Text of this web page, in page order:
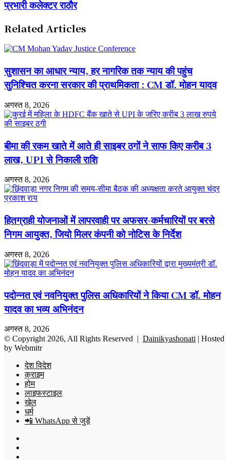
सिवनी
अराजकता
फैलाने
की
साजिश
आरोप
गेहूं
और
पेयजल
व्यवस्था
पर
हुए
प्रभारी
कलेक्टर
प्रभारी कलेक्टर राठौर
Related Articles
सुशासन का आधार न्याय, हर नागरिक तक न्याय की पहुंच
सुनिश्चित करना सरकार की प्राथमिकता : CM डॉ. मोहन यादव
अगस्त 8, 2026
बीमा की रकम खाते में आते ही साइबर ठगों ने साफ किए करीब 3
लाख, UPI से निकाली राशि
अगस्त 8, 2026
हितग्राही योजनाओं में लापरवाही पर अफसर-कर्मचारियों पर बरसे
निगम आयुक्त, जियो मिलर कंपनी को नोटिस के निर्देश
अगस्त 8, 2026
पदोन्नत एवं नवनियुक्त पुलिस अधिकारियों ने किया CM डॉ. मोहन
यादव का भव्य अभिनंदन
अगस्त 8, 2026
© Copyright 2026, All Rights Reserved | Dainikyashonati | Hosted
by Webmitr
देश विदेश
क्राइम
होम
लाइफस्टाइल
खेल
धर्म
📲 WhatsApp से जुड़ें